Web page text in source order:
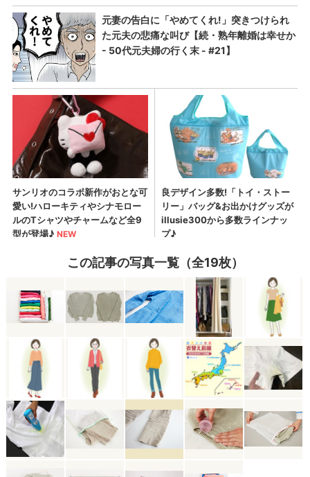
この記事の写真一覧（全19枚）